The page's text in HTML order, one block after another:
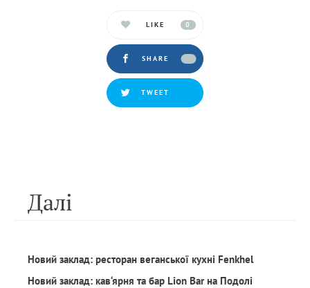
LIKE 0
SHARE
TWEET
Далi
Новий заклад: ресторан веганської кухні Fenkhel
Новий заклад: кав‘ярня та бар Lion Bar на Подолі